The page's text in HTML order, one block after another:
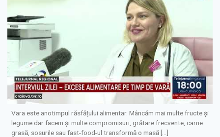
Vara este anotimpul răsfățului alimentar. Mâncăm mai multe fructe și
legume dar facem și multe compromisuri, grătare frecvente, carne
grasă, sosurile sau fast-food-ul transformă o masă […]